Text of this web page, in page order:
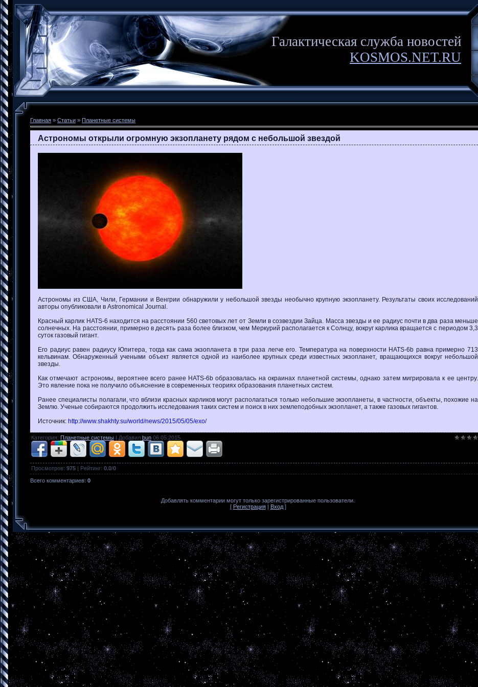
Галактическая служба новостей
KOSMOS.NET.RU
Главная » Статьи » Планетные системы
Астрономы открыли огромную экзопланету рядом с небольшой звездой
Астрономы из США, Чили, Германии и Венгрии обнаружили у небольшой звезды необычно крупную экзопланету. Результаты своих исследований
авторы опубликовали в Astronomical Journal.
Красный карлик HATS-6 находится на расстоянии 560 световых лет от Земли в созвездии Зайца. Масса звезды и ее радиус почти в два раза меньше
солнечных. На расстоянии, примерно в десять раза более близком, чем Меркурий располагается к Солнцу, вокруг карлика вращается с периодом 3,3
суток газовый гигант.
Его радиус равен радиусу Юпитера, тогда как сама экзопланета в три раза легче его. Температура на поверхности HATS-6b равна примерно 713
кельвинам. Обнаруженный учеными объект является одной из наиболее крупных среди известных экзопланет, вращающихся вокруг небольшой
звезды.
Как отмечают астрономы, вероятнее всего ранее HATS-6b образовалась на окраинах планетной системы, однако затем мигрировала к ее центру.
Это явление пока не получило объяснение в современных теориях образования планетных систем.
Ранее специалисты полагали, что вблизи красных карликов могут располагаться только небольшие экзопланеты, в частности, объекты, похожие на
Землю. Ученые собираются продолжить исследования таких систем и поиск в них землеподобных экзопланет, а также газовых гигантов.
Источник: http://www.shakhty.su/world/news/2015/05/05/exo/
Категория: Планетные системы | Добавил bun 06.05.2015
Просмотров: 975 | Рейтинг: 0.0/0
Всего комментариев: 0
Добавлять комментарии могут только зарегистрированные пользователи.
[ Регистрация| Вход]